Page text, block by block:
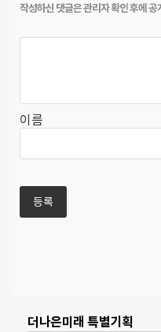
이름
더나은미래 특별기획